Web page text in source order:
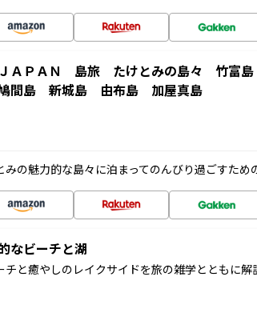
ＡＰＡＮ 島旅 たけとみの島々 竹富
島 新城島 由布島 加屋真島
みの魅力的な島々に泊まってのんびり過ごすため
なビーチと湖
チと癒やしのレイクサイドを旅の雑学とともに解